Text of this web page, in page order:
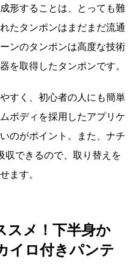
形することは、とっても難
たタンポンはまだまだ流通
ンのタンポンは高度な技術
を取得したタンポンです。
すく、初心者の人にも簡単
ボディを採用したアプリケ
のがポイント。また、ナチ
収できるので、取り替えを
ます。
スメ！下半身か
イロ付きパンテ